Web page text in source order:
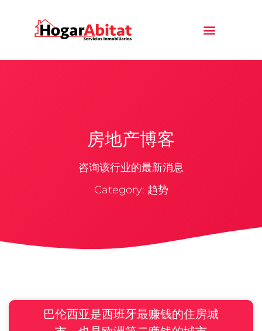
房地产博客
咨询该行业的最新消息
Category: 趋势
巴伦西亚是西班牙最赚钱的住房城